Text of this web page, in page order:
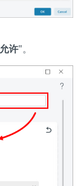
允许"。